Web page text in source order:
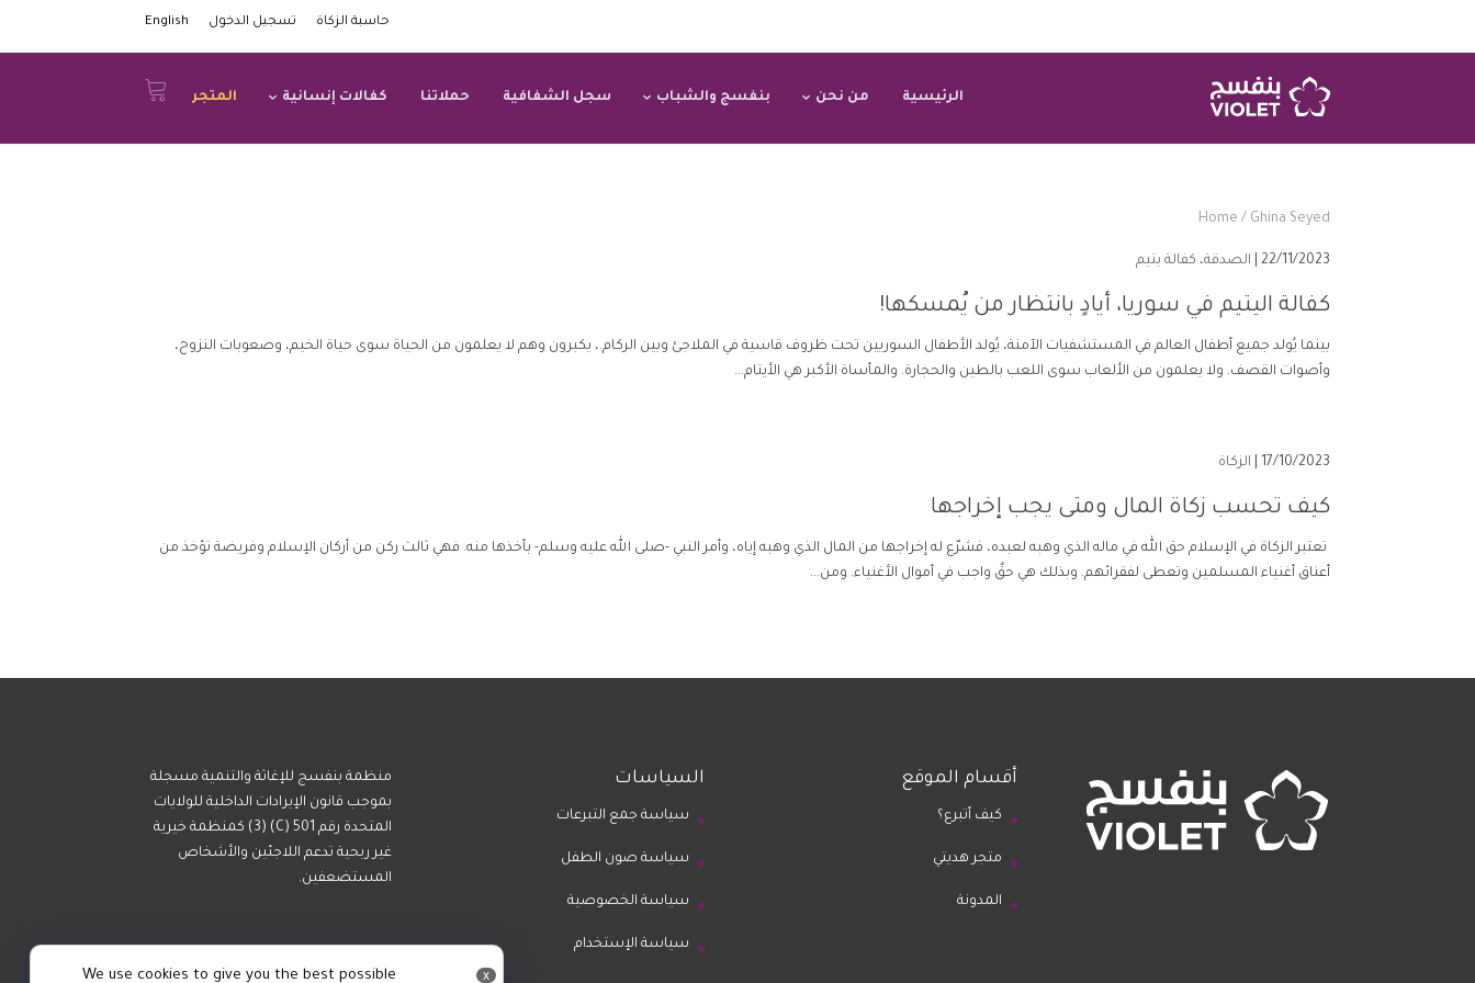
حاسبة الزكاة تسجيل الدخول English
الرئيسية من نحن بنفسج والشباب سجل الشفافية حملاتنا كفالات إنسانية المتجر
Home / Ghina Seyed
22/11/2023 | الصدقة، كفالة يتيم
كفالة اليتيم في سوريا، أيادٍ بانتظار من يُمسكها!
بينما يُولد جميع أطفال العالم في المستشفيات الآمنة، يُولد الأطفال السوريين تحت ظروف قاسية في الملاجئ وبين الركام.، يكبرون وهم لا يعلمون من الحياة سوى حياة الخيم، وصعوبات النزوح،
وأصوات القصف. ولا يعلمون من الألعاب سوى اللعب بالطين والحجارة. والمأساة الأكبر هي الأيتام...
17/10/2023 | الزكاة
كيف تحسب زكاة المال ومتى يجب إخراجها
تعتبر الزكاة في الإسلام حق الله في ماله الذي وهبه لعبده، فشرّع له إخراجها من المال الذي وهبه إياه، وأمر النبي -صلى الله عليه وسلم- بأخذها منه. فهي ثالث ركن من أركان الإسلام وفريضة تؤخذ من
أعناق أغنياء المسلمين وتعطى لفقرائهم. وبذلك هي حقٌ واجب في أموال الأغنياء. ومن...
أقسام الموقع
كيف أتبرع؟
متجر هديتي
المدونة
السياسات
سياسة جمع التبرعات
سياسة صون الطفل
سياسة الخصوصية
سياسة الإستخدام
منظمة بنفسج للإغاثة والتنمية مسجلة
بموجب قانون الإيرادات الداخلية للولايات
المتحدة رقم 501 (C) (3) كمنظمة خيرية
غير ربحية تدعم اللاجئين والأشخاص
المستضعفين.
x
We use cookies to give you the best possible